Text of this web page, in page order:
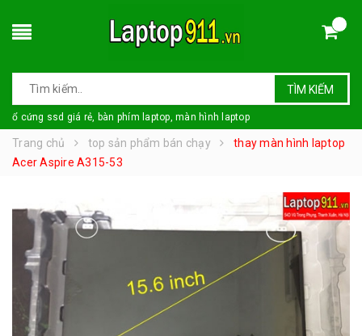
TÌM KIẾM
ổ cứng ssd giá rẻ, bàn phím laptop, màn hình laptop
Trang chủ top sản phẩm bán chạy
thay màn hình laptop
Acer Aspire A315-53